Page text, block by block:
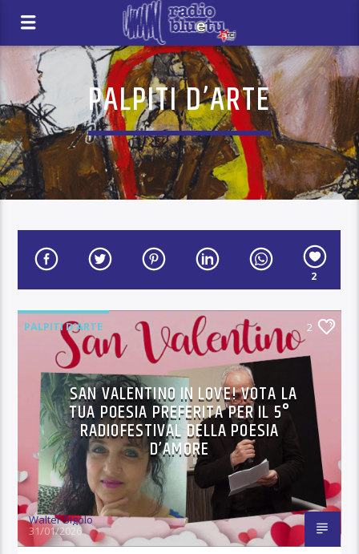
PALPITI D’ARTE
2
PALPITI D'ARTE 2
SAN VALENTINO IN LOVE! VOTA LA
TUA POESIA PREFERITA PER IL 5°
RADIOFESTIVAL DELLA POESIA
D’AMORE
Walter Sigolo
31/01/2026